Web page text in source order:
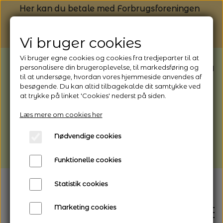
Her kan du betale med Forbrugsforeningen
BEMÆRK: Butikken har ferielukket* fra
1/8 - 9/8 - 2026
*Webshoppen er åben og sender hele
afhentning
Vi gør opmærksom på, at der kan være lidt
længere leveringstid
Vi bruger cookies
Vi bruger egne cookies og cookies fra tredjeparter til at
personalisere din brugeroplevelse, til markedsføring og
til at undersøge, hvordan vores hjemmeside anvendes af
besøgende. Du kan altid tilbagekalde dit samtykke ved
at trykke på linket 'Cookies' nederst på siden.
Læs mere om cookies her
Nødvendige cookies
Funktionelle cookies
Statistik cookies
Marketing cookies